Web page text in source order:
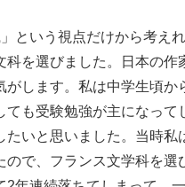
」という視点だけから考え
科を選びました。日本の
がします。私は中学生頃か
ても受験勉強が主になっ
たいと思いました。当時
ので、フランス文学科を